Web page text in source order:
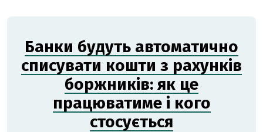
Банки будуть автоматично
списувати кошти з рахунків
боржників: як це
працюватиме і кого
стосується